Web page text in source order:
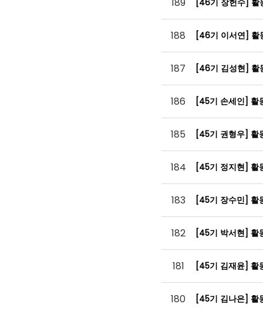
[46기 장헌수] 활
188 [46기 이서연] 활
187 [46기 김성현] 활
186 [45기 손세인] 활
185 [45기 권형우] 활
184 [45기 정지현] 활
183 [45기 장수민] 활
182 [45기 박서현] 활
181 [45기 김재윤] 활
180 [45기 김나은] 활